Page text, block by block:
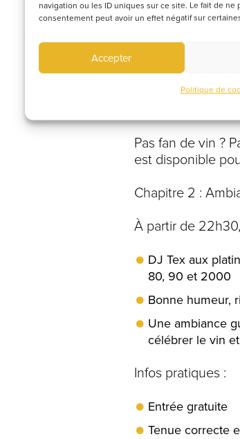
navigation ou les ID uniques sur ce site. Le fait de ne
consentement peut avoir un effet négatif sur
Accepter
Politique de
fête commence
Chapitre 1 :
Dès 17h, profite
Pas fan de vin ?
est disponible
Chapitre 2 :
À partir de
DJ Tex aux
80, 90 et 2000
Bonne humeur,
Une ambiance
célébrer le vin
Infos pratiques :
Entrée gratuite
Tenue correcte